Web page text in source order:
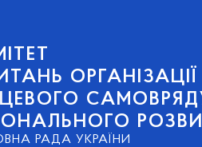
РАДА УКРАЇНИ